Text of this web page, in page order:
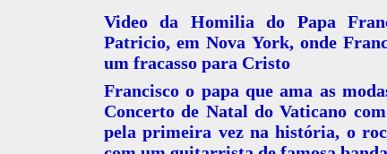
Video da Homilia do Papa
Patricio, em Nova York, onde
um fracasso para Cristo
Francisco o papa que ama as
Concerto de Natal do Vaticano
pela primeira vez na história, o